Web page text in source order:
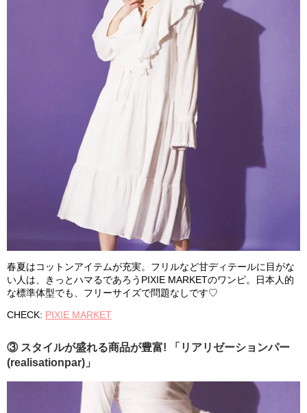
春夏はコットンアイテムが充実。フリルなど甘ディテールに目がな
い人は、きっとハマるであろうPIXIE MARKETのワンピ。日本人的
な標準体型でも、フリーサイズで問題なしです♡
CHECK: PIXIE MARKET
③ スタイルが盛れる商品が豊富! 「リアリゼーションパー
(realisationpar)」